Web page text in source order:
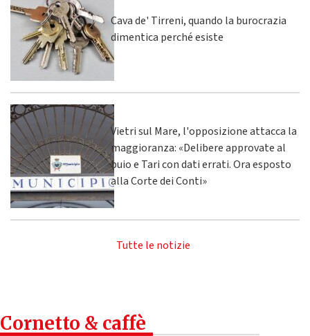
Cava de' Tirreni, quando la burocrazia
dimentica perché esiste
Vietri sul Mare, l'opposizione attacca la
maggioranza: «Delibere approvate al
buio e Tari con dati errati. Ora esposto
alla Corte dei Conti»
Tutte le notizie
Cornetto & caffè